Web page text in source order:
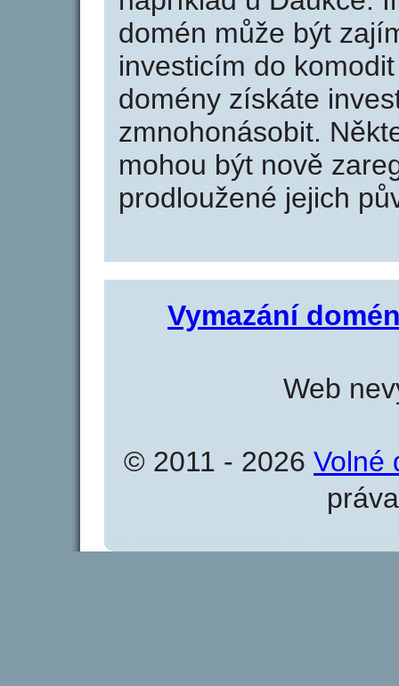
domén může být
investicím do
domény získáte
zmnohonásobit.
mohou být nově
prodloužené jejich
Vymazání
Web
© 2011 - 2026 Volné